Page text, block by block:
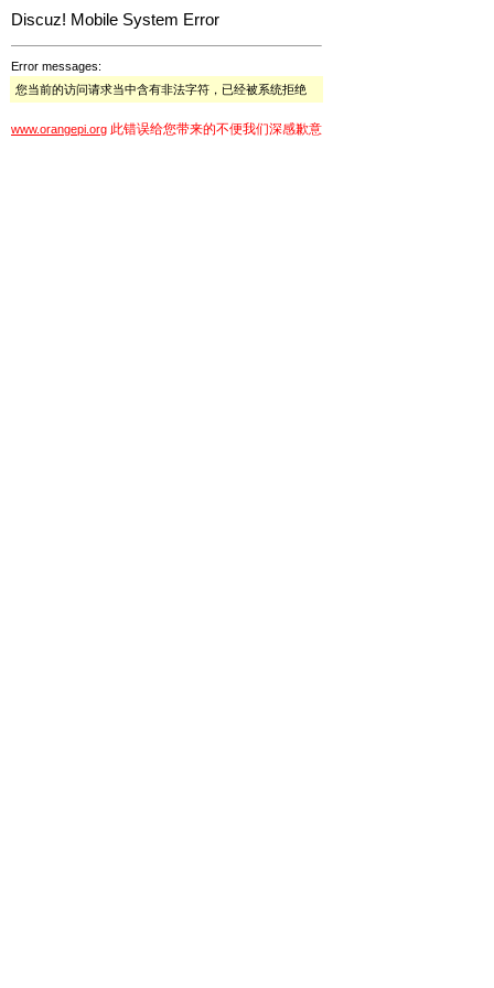
Discuz! Mobile System Error
Error messages:
您当前的访问请求当中含有非法字符，已经被系统拒绝
www.orangepi.org 此错误给您带来的不便我们深感歉意